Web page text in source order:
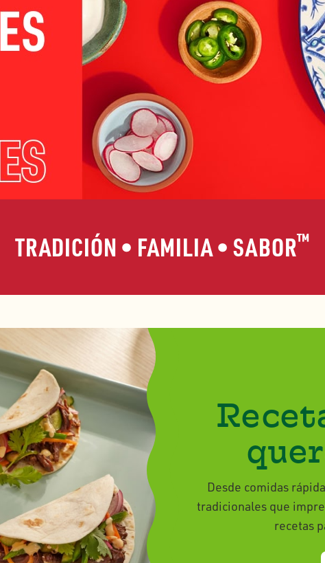
TRADICIÓN• FAMILIA•SABOR™
Desde comidas
tradicionales que
recetas